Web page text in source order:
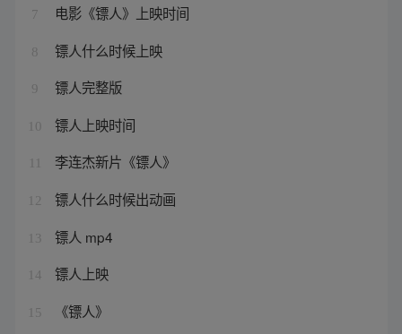
7 电影《镖人》上映时间
8 镖人什么时候上映
9 镖人完整版
10 镖人上映时间
李连杰新片《镖人》
12 镖人什么时候出动画
13 镖人 mp4
14 镖人上映
15 《镖人》